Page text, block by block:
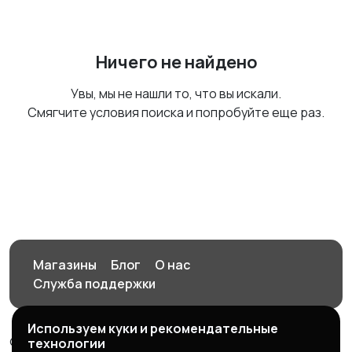
Ничего не найдено
Увы, мы не нашли то, что вы искали.
Смягчите условия поиска и попробуйте еще раз.
Магазины Блог
О нас
Служба поддержки
© 2026 Орен-АЙ - Авто | Недвижимость | Работа |
Используем куки и рекомендательные
технологии